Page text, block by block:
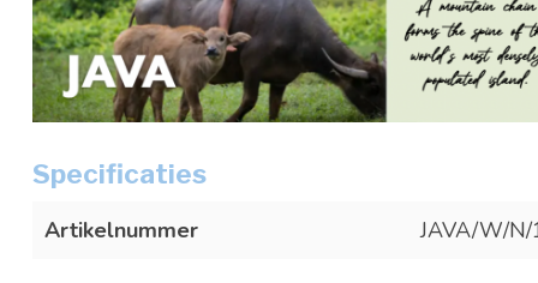
Specificaties
Artikelnummer JAVA/W/